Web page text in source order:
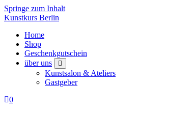
Springe zum Inhalt
Kunstkurs Berlin
Home
Shop
Geschenkgutschein
über uns
Kunstsalon & Ateliers
Gastgeber
0